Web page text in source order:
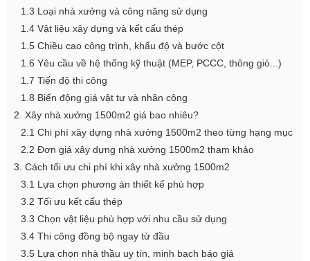
1.3 Loại nhà xưởng và công năng sử dụng
1.4 Vật liệu xây dựng và kết cấu thép
1.5 Chiều cao công trình, khẩu độ và bước cột
1.6 Yêu cầu về hệ thống kỹ thuật (MEP, PCCC, thông gió...)
1.7 Tiến độ thi công
1.8 Biến động giá vật tư và nhân công
2. Xây nhà xưởng 1500m2 giá bao nhiêu?
2.1 Chi phí xây dựng nhà xưởng 1500m2 theo từng hạng mục
2.2 Đơn giá xây dựng nhà xưởng 1500m2 tham khảo
3. Cách tối ưu chi phí khi xây nhà xưởng 1500m2
3.1 Lựa chọn phương án thiết kế phù hợp
3.2 Tối ưu kết cấu thép
3.3 Chọn vật liệu phù hợp với nhu cầu sử dụng
3.4 Thi công đồng bộ ngay từ đầu
3.5 Lựa chọn nhà thầu uy tín, minh bạch báo giá